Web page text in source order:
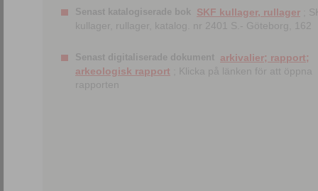
Senast katalogiserade bok SKF kullager, rullager ;
kullager, rullager, katalog. nr 2401 S.- Göteborg, 162
Senast digitaliserade dokument arkivalier; rapport;
arkeologisk rapport ; Klicka på länken för att öppna
rapporten